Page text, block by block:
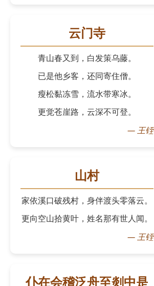
云门寺
青山春又到，白发策乌藤。
已是他乡客，还同寄住僧。
瘦松黏冻雪，流水带寒冰。
更觉苍崖路，云深不可登。
—王铚
山村
家依溪口破残村，身伴渡头零落云。
更向空山拾黄叶，姓名那有世人闻。
—王铚
仆在会稽泛舟至剡中是